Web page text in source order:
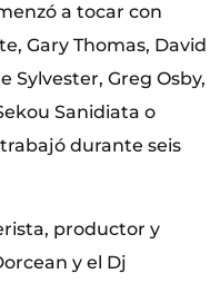
a tocar con
Gary Thomas, David
Sylvester, Greg Osby,
Sanidiata o
durante seis
productor y
y el Dj